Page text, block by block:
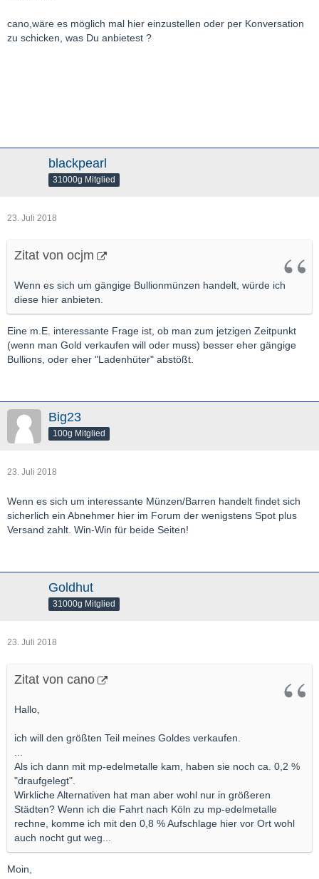
cano,wäre es möglich mal hier einzustellen oder per Konversation
zu schicken, was Du anbietest ?
blackpearl
31000g Mitglied
23. Juli 2018
Zitat von ocjm
Wenn es sich um gängige Bullionmünzen handelt, würde ich
diese hier anbieten.
Eine m.E. interessante Frage ist, ob man zum jetzigen Zeitpunkt
(wenn man Gold verkaufen will oder muss) besser eher gängige
Bullions, oder eher "Ladenhüter" abstößt.
Big23
100g Mitglied
23. Juli 2018
Wenn es sich um interessante Münzen/Barren handelt findet sich
sicherlich ein Abnehmer hier im Forum der wenigstens Spot plus
Versand zahlt. Win-Win für beide Seiten!
Goldhut
31000g Mitglied
23. Juli 2018
Zitat von cano
Hallo,
ich will den größten Teil meines Goldes verkaufen.
Als ich dann mit mp-edelmetalle kam, haben sie noch ca. 0,2 %
"draufgelegt".
Wirkliche Alternativen hat man aber wohl nur in größeren
Städten? Wenn ich die Fahrt nach Köln zu mp-edelmetalle
rechne, komme ich mit den 0,8 % Aufschlage hier vor Ort wohl
auch nocht gut weg...
Moin,